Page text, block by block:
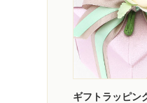
ギフトラッピン